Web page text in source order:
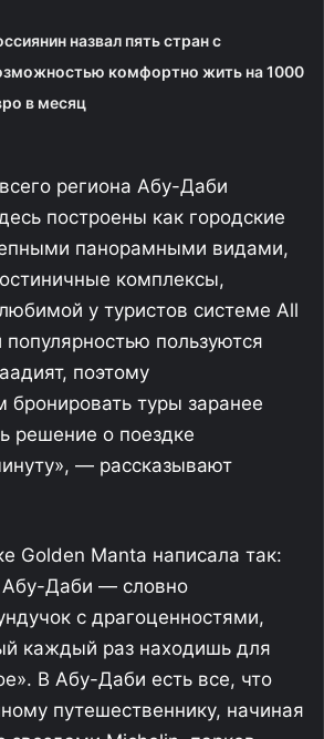
назвал пять стран с
комфортно жить на 1000
в месяц
региона Абу-Даби
построены как городские
панорамными видами,
комплексы,
у туристов системе All
пользуются
поэтому
туры заранее
решение о поездке
— рассказывают
Golden Manta написала так:
Абу-Даби — словно
с драгоценностями,
каждый раз находишь для
В Абу-Даби есть все, что
путешественнику, начиная